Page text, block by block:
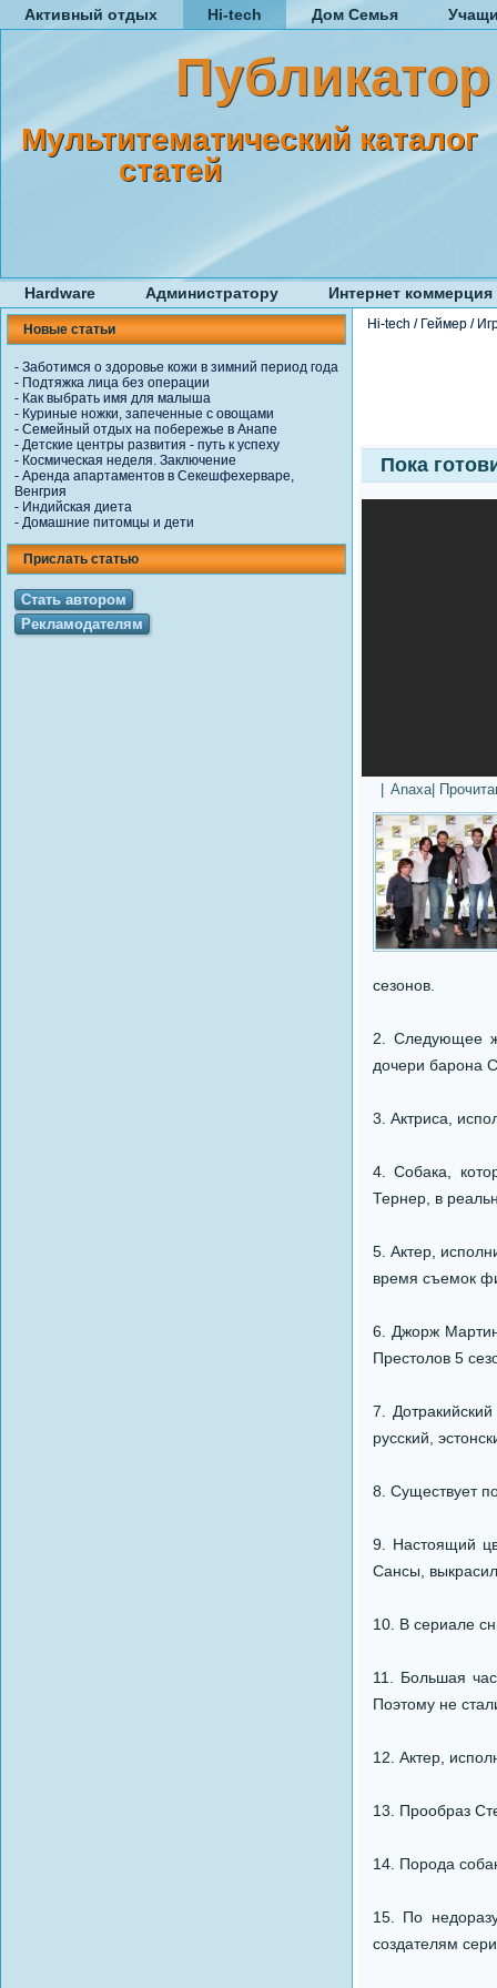
Активный отдых Hi-tech Дом Семья
Публикатор
Мультитематический каталог
статей
Hardware Администратору Интернет коммерция
Новые статьи
- Заботимся о здоровье кожи в зимний период года
- Подтяжка лица без операции
- Как выбрать имя для малыша
- Куриные ножки, запеченные с овощами
- Семейный отдых на побережье в Анапе
- Детские центры развития - путь к успеху
- Космическая неделя. Заключение
- Аренда апартаментов в Секешфехерваре,
Венгрия
- Индийская диета
- Домашние питомцы и дети
Прислать статью
Стать автором
Рекламодателям
Hi-tech / Геймер /
Пока
Anaxa|
сезонов.
2. Следующее
дочери барона
3. Актриса,
4. Собака,
Тернер, в
5. Актер,
время съемок
6. Джорж
Престолов 5
7.
русский,
8. Существует
9. Настоящий
Сансы,
10. В сериале
11. Большая
Поэтому не
12. Актер,
13. Прообраз
14. Порода
15. По
создателям